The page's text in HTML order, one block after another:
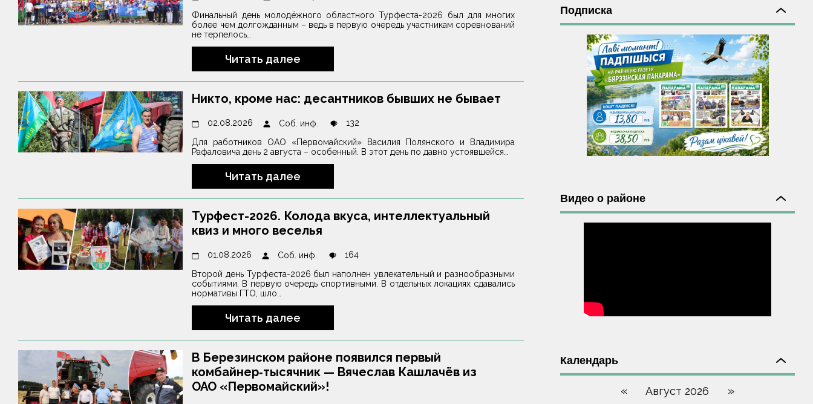
Финальный день молодёжного областного Турфеста-2026 был для многих
более чем долгожданным – ведь в первую очередь участникам соревнований
не терпелось…
Читать далее
Никто, кроме нас: десантников бывших не бывает
02.08.2026 Соб. инф.
132
Для работников ОАО «Первомайский» Василия Полянского и Владимира
Рафаловича день 2 августа – особенный. В этот день по давно устоявшейся…
Читать далее
Турфест-2026. Колода вкуса, интеллектуальный
квиз и много веселья
01.08.2026 Соб. инф.
164
Второй день Турфеста-2026 был наполнен увлекательный и разнообразными
событиями. В первую очередь спортивными. В отдельных локациях сдавались
нормативы ГТО, шло…
Читать далее
В Березинском районе появился первый
комбайнер‑тысячник — Вячеслав Кашлачёв из
ОАО «Первомайский»!
Подписка
Видео о районе
Календарь
« Август 2026 »